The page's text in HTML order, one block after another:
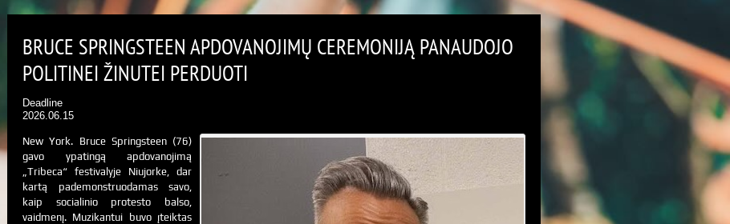
BRUCE SPRINGSTEEN APDOVANOJIMŲ CEREMONIJĄ PANAUDOJO
POLITINEI ŽINUTEI PERDUOTI
Deadline
2026.06.15
New York. Bruce Springsteen (76)
gavo ypatingą apdovanojimą
„Tribeca“ festivalyje Niujorke, dar
kartą pademonstruodamas savo,
kaip socialinio protesto balso,
vaidmenį. Muzikantui buvo įteiktas